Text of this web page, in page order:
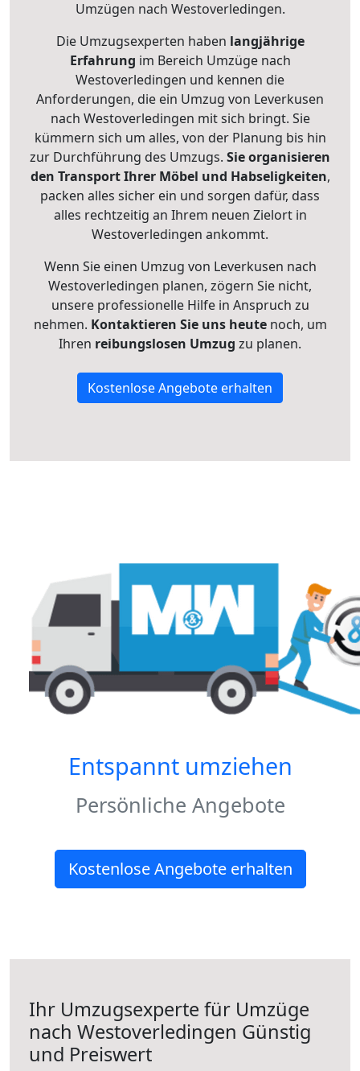
Umzügen nach Westoverledingen.
Die Umzugsexperten haben langjährige
Erfahrung im Bereich Umzüge nach
Westoverledingen und kennen die
Anforderungen, die ein Umzug von Leverkusen
nach Westoverledingen mit sich bringt. Sie
kümmern sich um alles, von der Planung bis hin
zur Durchführung des Umzugs. Sie organisieren
den Transport Ihrer Möbel und Habseligkeiten,
packen alles sicher ein und sorgen dafür, dass
alles rechtzeitig an Ihrem neuen Zielort in
Westoverledingen ankommt.
Wenn Sie einen Umzug von Leverkusen nach
Westoverledingen planen, zögern Sie nicht,
unsere professionelle Hilfe in Anspruch zu
nehmen. Kontaktieren Sie uns heutenoch, um
Ihren reibungslosen Umzug zu planen.
Kostenlose Angebote erhalten
Entspannt umziehen
Persönliche Angebote
Kostenlose Angebote erhalten
Ihr Umzugsexperte für Umzüge
nach Westoverledingen Günstig
und Preiswert